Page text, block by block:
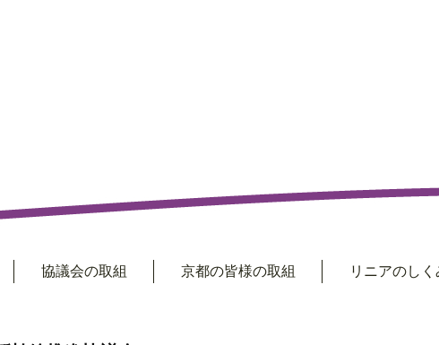
協議会の取組 京都の皆様の取組 リニアのし